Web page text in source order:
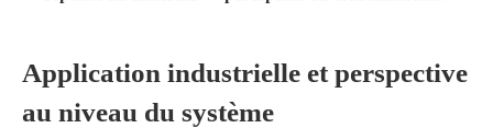
Application industrielle et perspective
au niveau du système